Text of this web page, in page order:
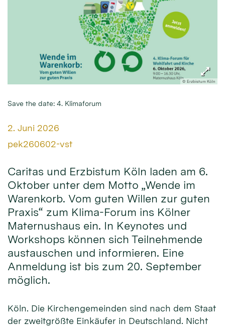
© Erzbistum Köln
Save the date: 4. Klimaforum
Datum:
2. Juni 2026
Von:
pek260602-vst
Caritas und Erzbistum Köln laden am 6.
Oktober unter dem Motto „Wende im
Warenkorb. Vom guten Willen zur guten
Praxis“ zum Klima-Forum ins Kölner
Maternushaus ein. In Keynotes und
Workshops können sich Teilnehmende
austauschen und informieren. Eine
Anmeldung ist bis zum 20. September
möglich.
Köln. Die Kirchengemeinden sind nach dem Staat
der zweitgrößte Einkäufer in Deutschland. Nicht